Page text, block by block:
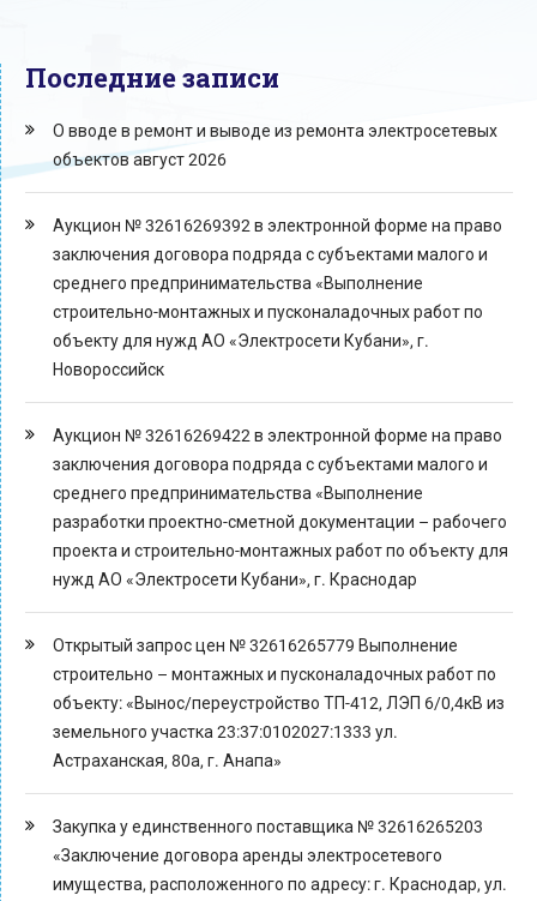
Последние записи
О вводе в ремонт и выводе из ремонта электросетевых
объектов август 2026
Аукцион № 32616269392 в электронной форме на право
заключения договора подряда с субъектами малого и
среднего предпринимательства «Выполнение
строительно-монтажных и пусконаладочных работ по
объекту для нужд АО «Электросети Кубани», г.
Новороссийск
Аукцион № 32616269422 в электронной форме на право
заключения договора подряда с субъектами малого и
среднего предпринимательства «Выполнение
разработки проектно-сметной документации – рабочего
проекта и строительно-монтажных работ по объекту для
нужд АО «Электросети Кубани», г. Краснодар
Открытый запрос цен № 32616265779 Выполнение
строительно – монтажных и пусконаладочных работ по
объекту: «Вынос/переустройство ТП-412, ЛЭП 6/0,4кВ из
земельного участка 23:37:0102027:1333 ул.
Астраханская, 80а, г. Анапа»
Закупка у единственного поставщика № 32616265203
«Заключение договора аренды электросетевого
имущества, расположенного по адресу: г. Краснодар, ул.